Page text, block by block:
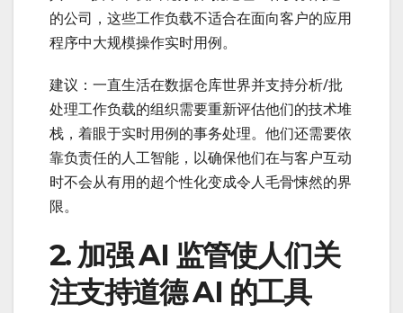
的公司，这些工作负载不适合在面向客户的应用
程序中大规模操作实时用例。
建议：一直生活在数据仓库世界并支持分析/批
处理工作负载的组织需要重新评估他们的技术堆
栈，着眼于实时用例的事务处理。他们还需要依
靠负责任的人工智能，以确保他们在与客户互动
时不会从有用的超个性化变成令人毛骨悚然的界
限。
2. 加强 AI 监管使人们关
注支持道德 AI 的工具